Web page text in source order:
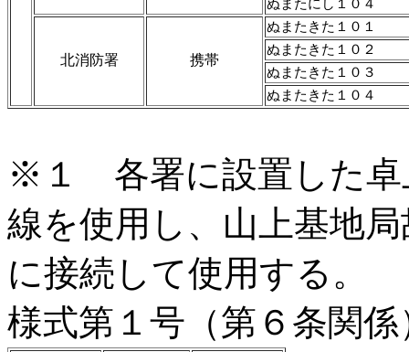
ぬまたにし１０４
北消防署 携帯
ぬまたきた１０１
ぬまたきた１０２
ぬまたきた１０３
ぬまたきた１０４
※１ 各署に設置した卓
線を使用し、山上基
に接続して使用する。
様式第１号（第６条関係